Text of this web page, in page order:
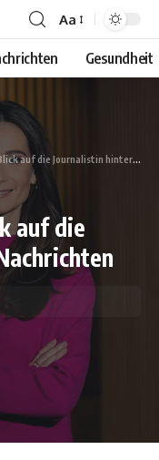
Font
Resizer
Aa
Gesundheit
die Journalistin hinter den Nachrichten
auf die